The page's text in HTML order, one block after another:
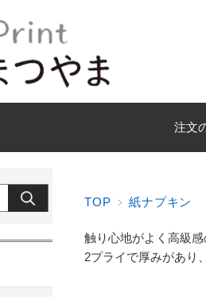
注文
TOP 紙ナプキン
触り心地がよく高級感
2プライで厚みがあり